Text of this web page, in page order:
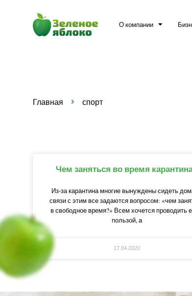
О компании
Главная спорт
Чем заняться во время
Из-за карантина многие вынуждены сидеть
связи с этим все задаются вопросом: «чем
в свободное время?» Всем хочется проводить
пользой, а
17.04.2020